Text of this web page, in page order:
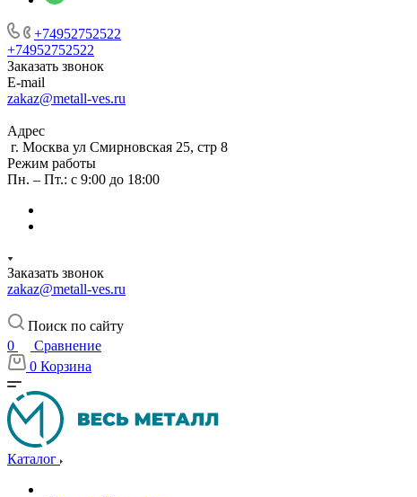
+74952752522
+74952752522
Заказать звонок
E-mail
zakaz@metall-ves.ru
Адрес
г. Москва ул Смирновская 25, стр 8
Режим работы
Пн. – Пт.: с 9:00 до 18:00
Заказать звонок
zakaz@metall-ves.ru
Поиск по сайту
0
Сравнение
0 Корзина
Каталог